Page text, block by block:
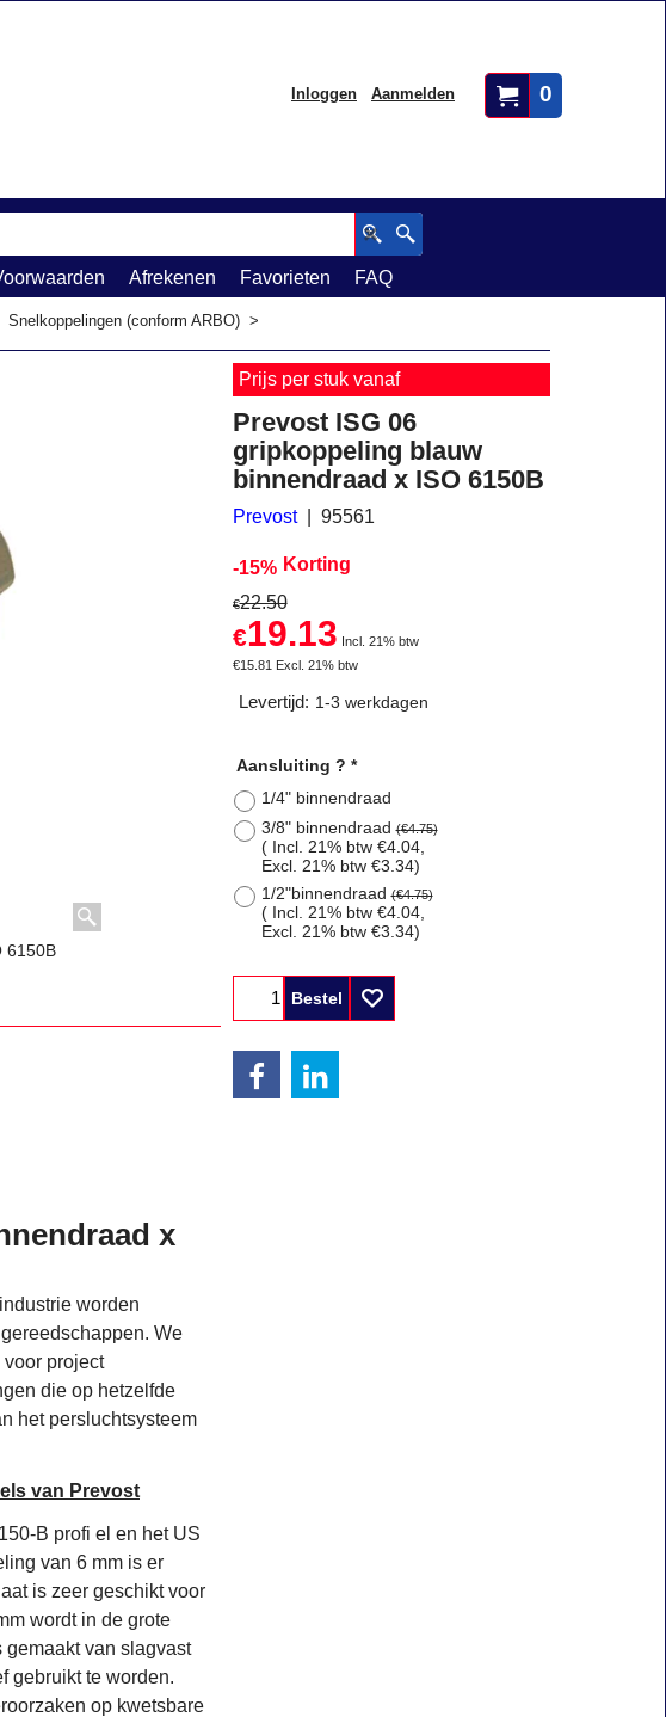
0
Inloggen Aanmelden
Afrekenen Favorieten
FAQ
Snelkoppelingen (conform ARBO) >
6150B
Prijs per stuk vanaf
Prevost ISG 06
gripkoppeling blauw
binnendraad x ISO 6150B
Prevost 95561
-15% Korting
€22.50
€19.13 Incl. 21% btw
€15.81 Excl. 21% btw
Levertijd: 1-3 werkdagen
Aansluiting ? *
1/4" binnendraad
3/8" binnendraad(€4.75)
( Incl. 21% btw €4.04,
Excl. 21% btw €3.34)
1/2"binnendraad(€4.75)
( Incl. 21% btw €4.04,
Excl. 21% btw €3.34)
Bestel
x
worden
We
project
die op hetzelfde
het persluchtsysteem
van Prevost
B profi el en het US
van 6 mm is er
is zeer geschikt voor
wordt in de grote
van slagvast
gebruikt te worden.
op kwetsbare